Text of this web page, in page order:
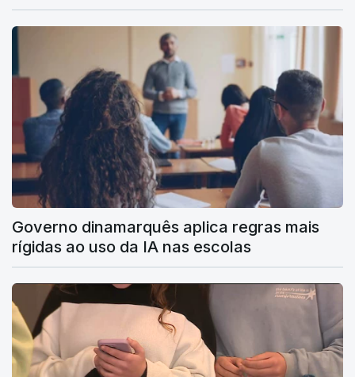
Governo dinamarquês aplica regras mais
rígidas ao uso da IA nas escolas